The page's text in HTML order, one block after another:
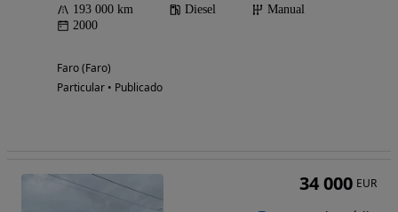
193 000 km Diesel
Manual
2000
Faro (Faro)
Particular • Publicado
34 000 EUR